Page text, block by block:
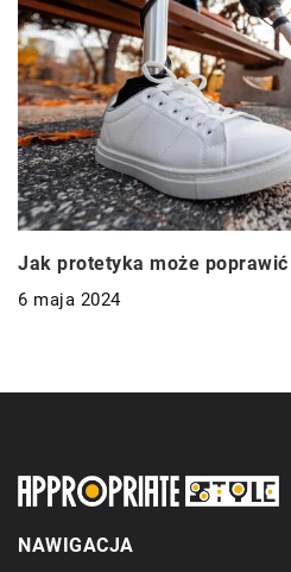
Jak protetyka może
6 maja 2024
NAWIGACJA